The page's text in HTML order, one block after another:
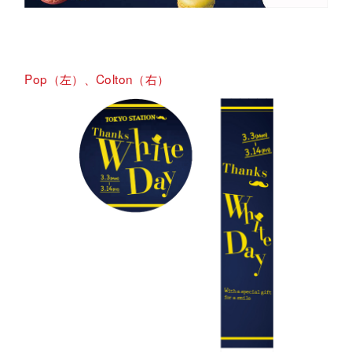
Pop（左）、Colton（右）